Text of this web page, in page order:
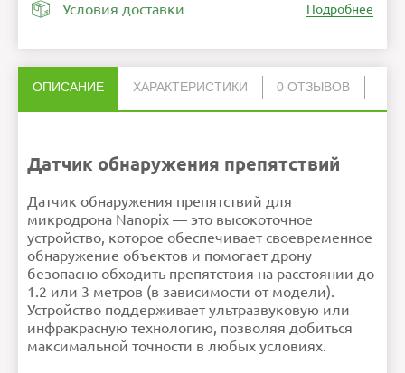
Условия доставки Подробнее
ОПИСАНИЕ ХАРАКТЕРИСТИКИ 0 ОТЗЫВОВ
Датчик обнаружения препятствий
Датчик обнаружения препятствий для
микродрона Nanopix — это высокоточное
устройство, которое обеспечивает своевременное
обнаружение объектов и помогает дрону
безопасно обходить препятствия на расстоянии до
1.2 или 3 метров (в зависимости от модели).
Устройство поддерживает ультразвуковую или
инфракрасную технологию, позволяя добиться
максимальной точности в любых условиях.
зависимости от модели)
Совместимость
Nanopix
HTML не поддерживается! Используйте
обычный текст!
Рейтинг
Продолжить